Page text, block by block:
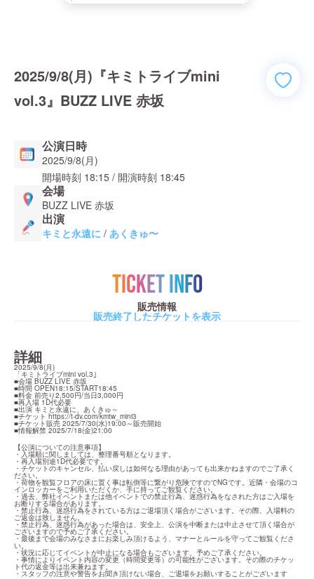
2025/9/8(月)『キミトライブmini
vol.3』BUZZ LIVE 赤坂
公演日時
2025/9/8(月)
開場時刻 18:15 / 開演時刻 18:45
会場
BUZZ LIVE 赤坂
出演
キミと永遠に / あくきゅ〜
TICKET INFO
販売情報
販売終了したチケットを表示
詳細
2025/9/8(月)
「キミトライブmini vol.3｣
■会場 BUZZ LIVE 赤坂
■時間 OPEN18:15/START18:45
■料金 前売り2,500円/当日3,000円
■再入場 1D代必要
■出演 キミと永遠に、あくきゅ～
■チケット https://t-dv.com/kmtw_mini3
■チケット販売 2025/7/30(水)19:00～販売開始
■情報解禁 2025/7/18(金)21:00
【公演についての注意事項】
・入場順に関しましては、整理番号順となります。
・再入場別途1D代必要です。
・チケットのキャンセル、払い戻しは如何なる理由があっても出来かねますのでご了承く
ださい。
・荷物を観覧フロアの床に置く事は転倒等に繋がり危険ですのでNGです。近隣・会場のコ
インロッカーをご利用いただくか、手に持ってご観覧ください。
・過去、弊社イベントまたは他イベントでの禁止行為、迷惑行為をなされた方はご入場を
お断りする場合があります。
・禁止行為、迷惑行為をされている方はご退場頂く場合がございます。その際、入場料の
ご返金は致しません。
・禁止行為、迷惑行為があった場合は、安全上、公演を中断または中止させて頂く場合が
ございますので予めご了承ください。
・最後まで会場のみなさまにお楽しみ頂けるよう、マナーとルールを守ってご観覧くださ
い。
・状況に応じてイベントが中止になる場合もございます、予めご了承ください。
・事情によりイベント内容の変更（時間変更等）の可能性がございます。その際のチケッ
ト代の返金等は出来兼ねます。
・スタッフの注意や警告をお聞き頂けない場合、ご退場をお願いすることがございます